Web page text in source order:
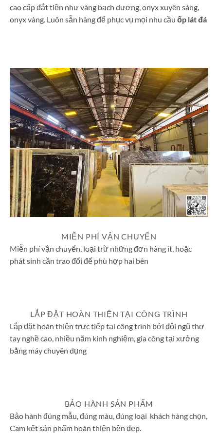
cao cấp đắt tiền như vàng bạch dương, onyx xuyên sáng,
onyx vàng. Luôn sẵn hàng để phục vụ mọi nhu cầu ốp lát đá
MIỄN PHÍ VẬN CHUYỂN
Miễn phí vận chuyển, loại trừ những đơn hàng ít, hoặc
phát sinh cần trao đổi để phù hợp hai bên
LẮP ĐẶT HOÀN THIỆN TẠI CÔNG TRÌNH
Lắp đặt hoàn thiện trực tiếp tại công trình bởi đội ngũ thợ
tay nghề cao, nhiều năm kinh nghiệm, gia công tại xưởng
bằng máy chuyên dụng
BẢO HÀNH SẢN PHẨM
Bảo hành đúng mẫu, đúng màu, đúng loại khách hàng chọn,
Cam kết sản phẩm hoàn thiện bền đẹp.